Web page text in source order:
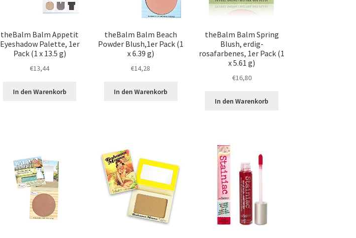
theBalm Balm Appetit
Eyeshadow Palette, 1er
Pack (1 x 13.5 g)
€13,44
In den Warenkorb
theBalm Balm Beach
Powder Blush,1er Pack (1
x 6.39 g)
€14,28
In den Warenkorb
theBalm Balm Spring
Blush, erdig-
rosafarbenes, 1er Pack (1
x 5.61 g)
€16,80
In den Warenkorb